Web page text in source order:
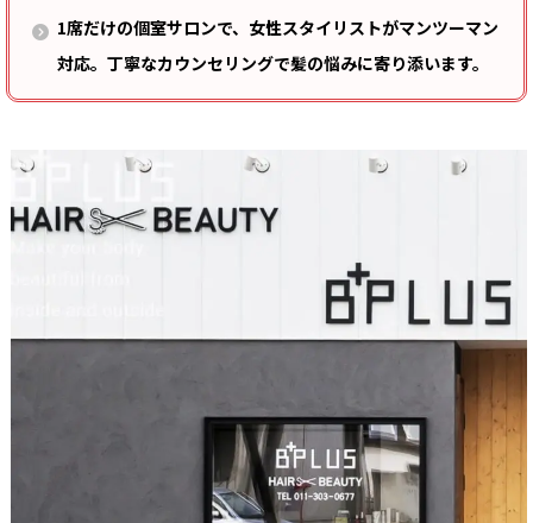
1席だけの個室サロンで、女性スタイリストがマンツーマン
対応。丁寧なカウンセリングで髪の悩みに寄り添います。